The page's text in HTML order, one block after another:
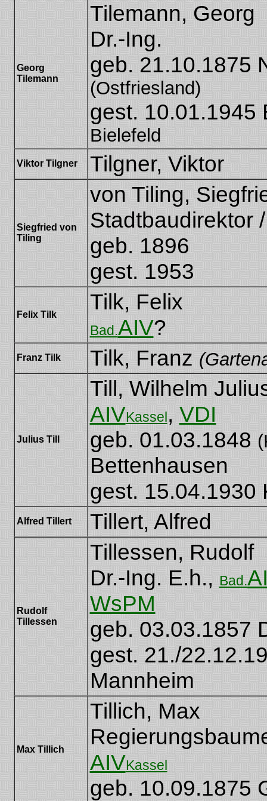
Georg
Tilemann
Tilemann, Georg
Dr.-Ing.
geb. 21.10.1875
(Ostfriesland)
gest. 10.01.1945
Bielefeld
Viktor Tilgner Tilgner, Viktor
Siegfried von
Tiling
von Tiling,
Stadtbaudirektor
geb. 1896
gest. 1953
Felix Tilk
Tilk, Felix
Bad.AIV?
Franz Tilk Tilk, Franz
Julius Till
Till, Wilhelm
AIVKassel, VDI
geb. 01.03.1848
Bettenhausen
gest. 15.04.1930
Alfred Tillert Tillert, Alfred
Rudolf
Tillessen
Tillessen, Rudolf
Dr.-Ing. E.h., Bad.
WsPM
geb. 03.03.1857
gest. 21./
Mannheim
Max Tillich
Tillich, Max
AIVKassel
geb. 10.09.1875